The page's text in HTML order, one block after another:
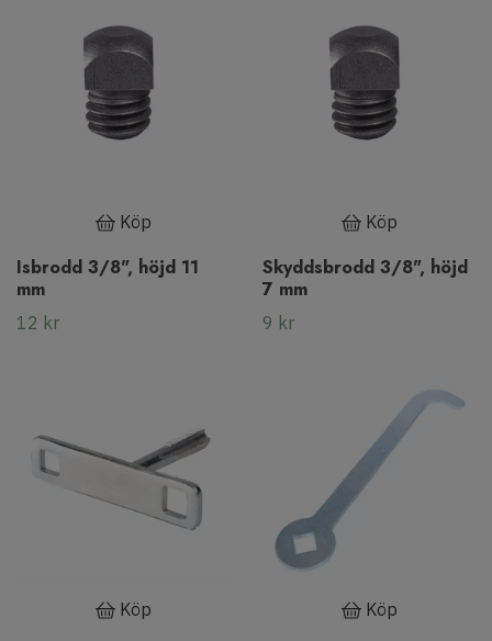
Köp
Isbrodd 3/8", höjd 11
mm
12 kr
Köp
Skyddsbrodd 3/8", höjd
7 mm
9 kr
Köp Köp